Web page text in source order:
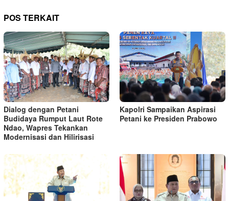
POS TERKAIT
Dialog dengan Petani
Budidaya Rumput Laut Rote
Ndao, Wapres Tekankan
Modernisasi dan Hilirisasi
Kapolri Sampaikan Aspirasi
Petani ke Presiden Prabowo